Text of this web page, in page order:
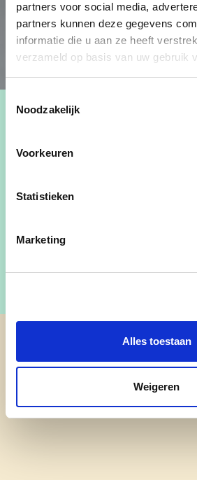
partners voor social media,
partners kunnen deze gegevens
informatie die u aan ze heeft
verzameld op basis van uw gebruik
Noodzakelijk
Voorkeuren
Statistieken
Marketing
Alles toestaan
Weigeren
Katleen Hoekx is
Tel:0486 29 32 87
cd&v Lommel